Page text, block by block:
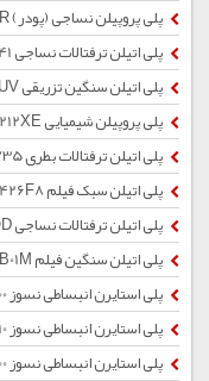
پلی پروپیلن نساجی (پودر) HP552R
پلی اتیلن ترفتالات نساجی HomBright TG641
پلی اتیلن سنگین تزریقی 62N11UV
پلی پروپیلن شیمیایی RG3212XE
پلی اتیلن ترفتالات بطری BG735
پلی اتیلن سبک فیلم 2426F8
پلی اتیلن ترفتالات نساجی TG641 MOD
پلی اتیلن سنگین فیلم 50B01M
پلی استایرن انبساطی نسوز R400
پلی استایرن انبساطی نسوز R310
پلی استایرن انبساطی نسوز R300